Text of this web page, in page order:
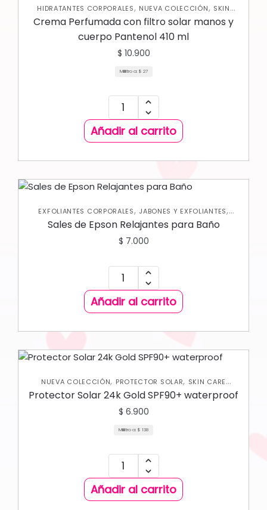
HIDRATANTES CORPORALES, NUEVA COLECCIÓN, SKIN
CARE CORPORAL
Crema Perfumada con filtro solar manos y
cuerpo Pantenol 410 ml
$ 10.900
Mililitro a: $ 27
Añadir al carrito
EXFOLIANTES CORPORALES, JABONES Y EXFOLIANTES,
NUEVA COLECCIÓN SKIN CARE CORPORAL
Sales de Epson Relajantes para Baño
$ 7.000
Añadir al carrito
NUEVA COLECCIÓN, PROTECTOR SOLAR, SKIN CARE
CORPORAL
SKIN CARE FACIAL
Protector Solar 24k Gold SPF90+ waterproof
$ 6.900
Mililitro a: $ 138
Añadir al carrito